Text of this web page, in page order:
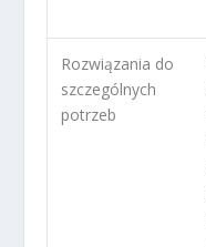
Rozwiązania do
szczególnych
potrzeb